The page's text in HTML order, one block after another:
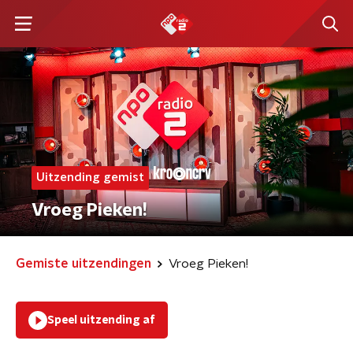
Uitzending gemist
Vroeg Pieken!
Gemiste uitzendingen Vroeg Pieken!
Speel uitzending af